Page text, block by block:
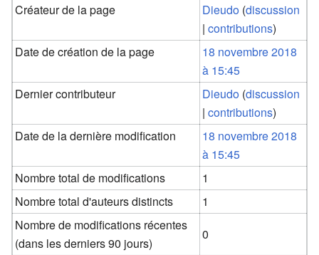
Créateur de la page Dieudo (discussion
|contributions)
Date de création de la page
18 novembre 2018
à 15:45
Dernier contributeur
Dieudo (discussion
|contributions)
Date de la dernière modification
18 novembre 2018
à 15:45
Nombre total de modifications
1
Nombre total d'auteurs distincts
1
Nombre de modifications récentes
(dans les derniers 90 jours)
0